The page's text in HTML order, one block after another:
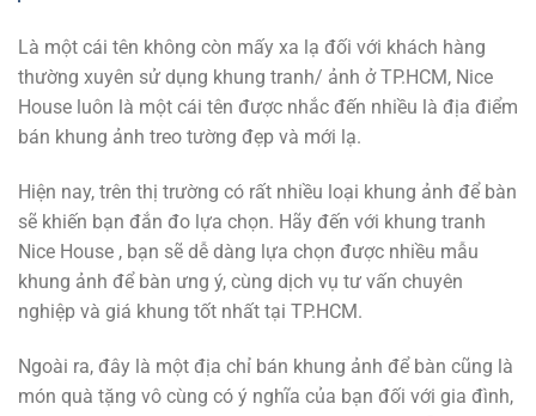
Là một cái tên không còn mấy xa lạ đối với khách hàng
thường xuyên sử dụng khung tranh/ ảnh ở TP.HCM, Nice
House luôn là một cái tên được nhắc đến nhiều là địa điểm
bán khung ảnh treo tường đẹp và mới lạ.
Hiện nay, trên thị trường có rất nhiều loại khung ảnh để bàn
sẽ khiến bạn đắn đo lựa chọn. Hãy đến với khung tranh
Nice House , bạn sẽ dễ dàng lựa chọn được nhiều mẫu
khung ảnh để bàn ưng ý, cùng dịch vụ tư vấn chuyên
nghiệp và giá khung tốt nhất tại TP.HCM.
Ngoài ra, đây là một địa chỉ bán khung ảnh để bàn cũng là
món quà tặng vô cùng có ý nghĩa của bạn đối với gia đình,